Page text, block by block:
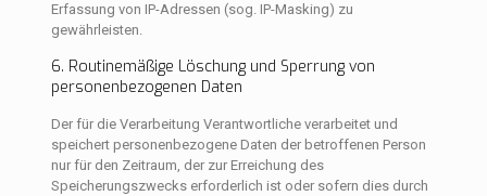
Erfassung von IP-Adressen (sog. IP-Masking) zu
gewährleisten.
6. Routinemäßige Löschung und Sperrung von
personenbezogenen Daten
Der für die Verarbeitung Verantwortliche verarbeitet und
speichert personenbezogene Daten der betroffenen Person
nur für den Zeitraum, der zur Erreichung des
Speicherungszwecks erforderlich ist oder sofern dies durch